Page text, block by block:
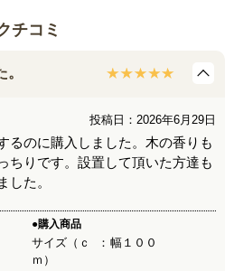
チコミ
投稿日：2026年6月29日
るのに購入しました。木の香りも
ちりです。設置して頂いた方達も
した。
●購入商品
サイズ（ｃ
ｍ）
幅１００